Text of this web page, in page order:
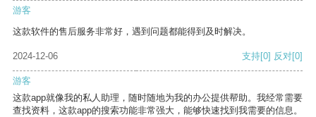
游客
这款软件的售后服务非常好，遇到问题都能得到及时解决。
2024-12-06 支持[0] 反对[0]
游客
这款app就像我的私人助理，随时随地为我的办公提供帮助。我经常需要
查找资料，这款app的搜索功能非常强大，能够快速找到我需要的信息。